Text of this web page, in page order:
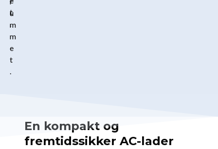
u
m
m
e
t
.
t
.
En kompakt og
fremtidssikker AC-lader